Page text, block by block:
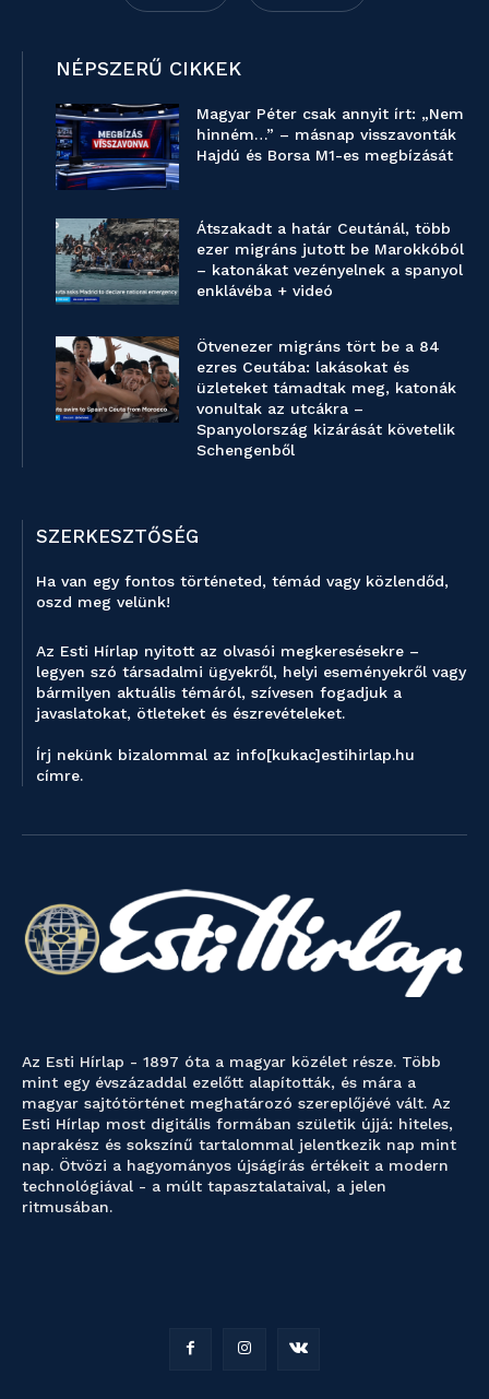
NÉPSZERŰ CIKKEK
Magyar Péter csak annyit írt: „Nem
hinném…” – másnap visszavonták
Hajdú és Borsa M1-es megbízását
Átszakadt a határ Ceutánál, több
ezer migráns jutott be Marokkóból
– katonákat vezényelnek a spanyol
enklávéba + videó
Ötvenezer migráns tört be a 84
ezres Ceutába: lakásokat és
üzleteket támadtak meg, katonák
vonultak az utcákra –
Spanyolország kizárását követelik
Schengenből
SZERKESZTŐSÉG
Ha van egy fontos történeted, témád vagy közlendőd,
oszd meg velünk!
Az Esti Hírlap nyitott az olvasói megkeresésekre –
legyen szó társadalmi ügyekről, helyi eseményekről vagy
bármilyen aktuális témáról, szívesen fogadjuk a
javaslatokat, ötleteket és észrevételeket.
Írj nekünk bizalommal az info[kukac]estihirlap.hu
címre.
Az Esti Hírlap - 1897 óta a magyar közélet része. Több
mint egy évszázaddal ezelőtt alapították, és mára a
magyar sajtótörténet meghatározó szereplőjévé vált. Az
Esti Hírlap most digitális formában születik újjá: hiteles,
naprakész és sokszínű tartalommal jelentkezik nap mint
nap. Ötvözi a hagyományos újságírás értékeit a modern
technológiával - a múlt tapasztalataival, a jelen
ritmusában.